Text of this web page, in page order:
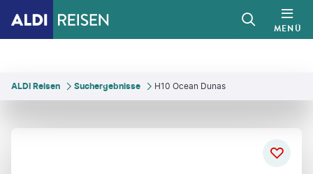
MENÜ
ALDI Reisen Suchergebnisse H10 Ocean Dunas